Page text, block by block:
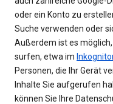
oder ein Konto zu
Suche verwenden oder
Außerdem ist es
surfen, etwa im
Personen, die Ihr Gerät
Inhalte Sie aufgerufen
können Sie Ihre